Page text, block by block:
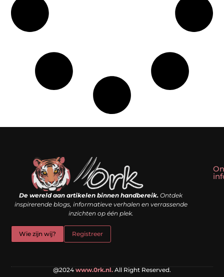
De wereld aan artikelen binnen handbereik. Ontdek
inspirerende blogs, informatieve verhalen en verrassende
inzichten op één plek.
Wie zijn wij? Registreer
@2024 www.0rk.nl. All Right Reserved.